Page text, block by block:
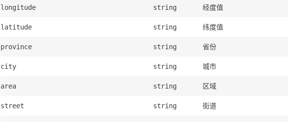
longitude string 经度值
latitude string 纬度值
province string 省份
city string 城市
area string 区域
street string 街道